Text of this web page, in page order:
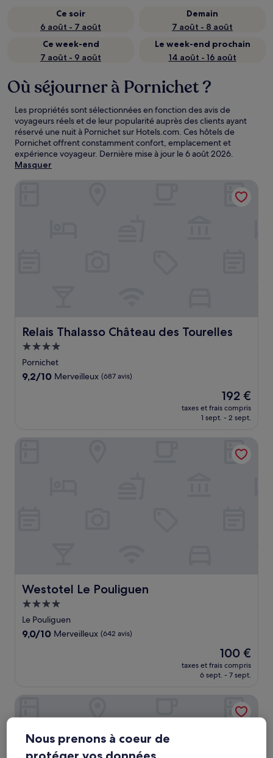
Ce soir
6 août - 7 août
Demain
7 août - 8 août
Ce week-end
7 août - 9 août
Le week-end prochain
14 août - 16 août
Où séjourner à Pornichet ?
Les propriétés sont sélectionnées en fonction des avis de
voyageurs réels et de leur popularité auprès des clients ayant
réservé une nuit à Pornichet sur Hotels.com. Ces hôtels de
Pornichet offrent constamment confort, emplacement et
expérience voyageur. Dernière mise à jour le6 août 2026.
Masquer
Relais Thalasso Château des Tourelles
Relais Thalasso Château des Tourelles
Hébergement
4.0 étoiles
Pornichet
9.2
9,2/10 Merveilleux (687 avis)
Le
nouveau
prix
de
192 €
192 €
taxes et frais compris
1 sept. - 2 sept.
Westotel Le Pouliguen
Westotel Le Pouliguen
Hébergement
4.0 étoiles
Le Pouliguen
9.0
9,0/10 Merveilleux (642 avis)
Le
nouveau
prix
de
100 €
100 €
taxes et frais compris
6 sept. - 7 sept.
Hôtel Spa du Béryl - Casino JOA de St Brévin l'Océan
Nous prenons à coeur de